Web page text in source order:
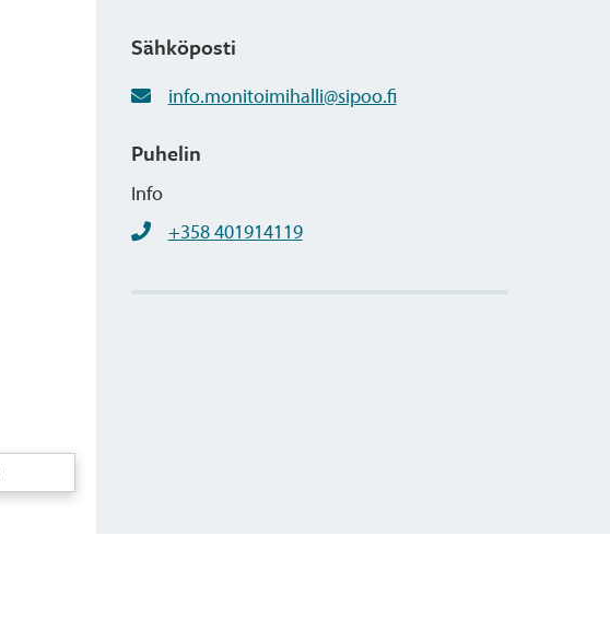
Sähköposti
info.monitoimihalli@sipoo.fi
Puhelin
Info
+358 401914119